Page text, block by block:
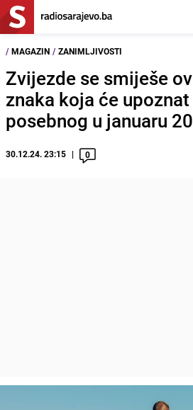
/ MAGAZIN / ZANIMLJIVOSTI
Zvijezde se smiješe
znaka koja će
posebnog u januaru
30.12.24. 23:15 0